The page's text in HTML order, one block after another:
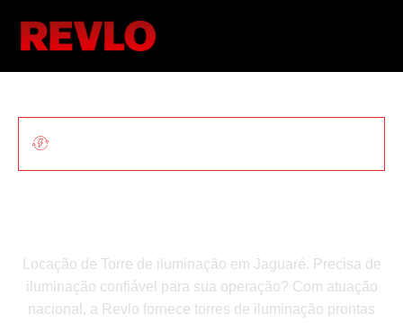
Locação de Torre de iluminação em Jaguaré. Precisa de
iluminação confiável para sua operação? Com atuação
nacional, a Revlo fornece torres de iluminação prontas